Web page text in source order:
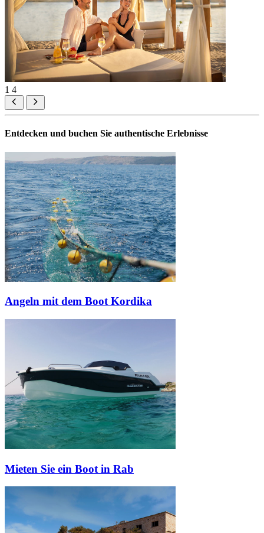
1 4
Entdecken und buchen Sie authentische Erlebnisse
Angeln mit dem Boot Kordika
Mieten Sie ein Boot in Rab